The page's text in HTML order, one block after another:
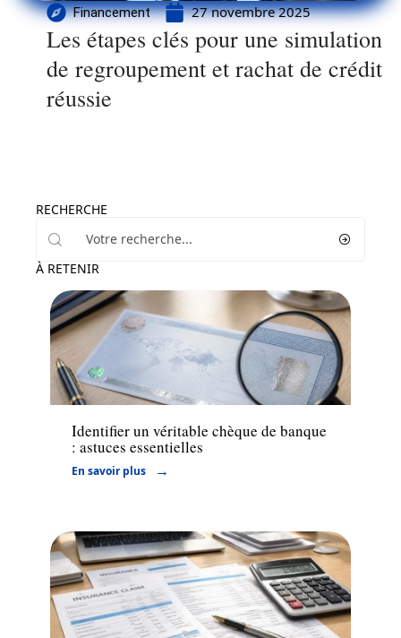
Financement 27 novembre 2025
Les étapes clés pour une simulation
de regroupement et rachat de crédit
réussie
RECHERCHE
À RETENIR
Banque
Identifier un véritable chèque de banque
: astuces essentielles
En savoir plus
Assurance